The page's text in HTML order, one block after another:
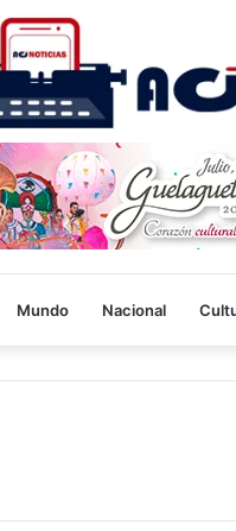
Mundo Nacional